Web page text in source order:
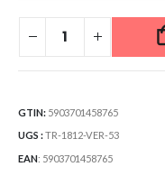
GTIN: 5903701458765
UGS :TR-1812-VER-53
EAN: 5903701458765